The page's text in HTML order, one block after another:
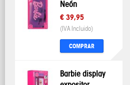
Neón
€ 39,95
(IVA Incluido)
COMPRAR
Barbie display